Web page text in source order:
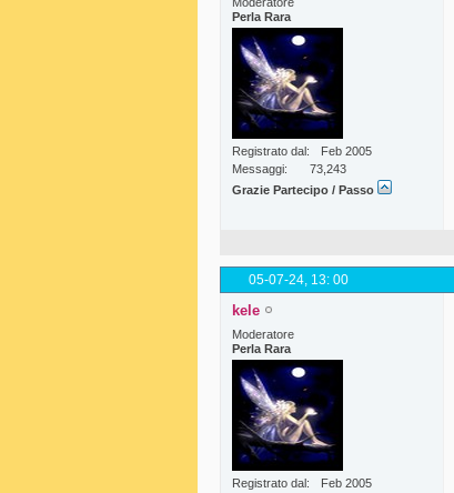
Perla Rara
Registrato dal
Feb 2005
Messaggi
73,243
Grazie Partecipo / Passo
05-07-24, 13: 00
kele
Moderatore
Perla Rara
Registrato dal
Feb 2005